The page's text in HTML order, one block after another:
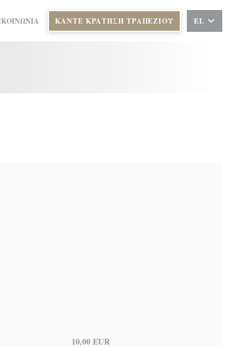
ΚΆΝΤΕ ΚΡΆΤΗΣΗ ΤΡΑΠΕΖΙΟΎ EL
10,00 EUR